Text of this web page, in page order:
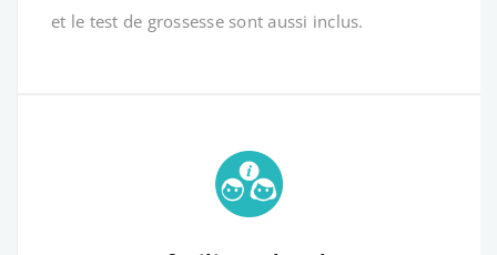
et le test de grossesse sont aussi inclus.